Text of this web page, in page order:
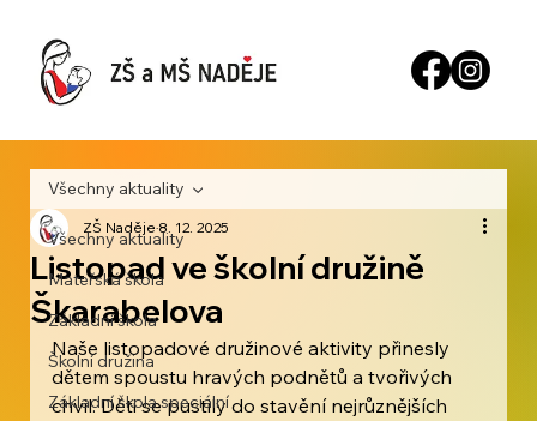
Všechny aktuality
Mateřská škola
Základní škola
Školní družina
Základní škola speciální
Všechny aktuality
Listopad ve školní družině
Škarabelova
ZŠ Naděje8. 12. 2025
Naše listopadové družinové aktivity přinesly
dětem spoustu hravých podnětů a tvořivých
chvil. Děti se pustily do stavění nejrůznějších